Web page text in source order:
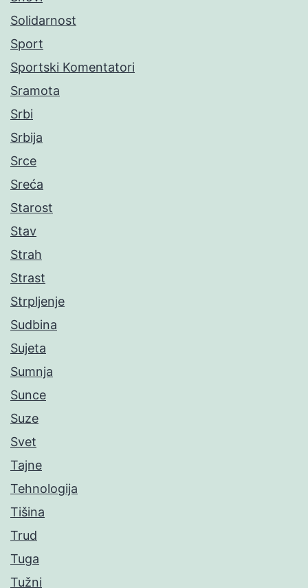
Solidarnost
Sport
Sportski Komentatori
Sramota
Srbi
Srbija
Srce
Sreća
Starost
Stav
Strah
Strast
Strpljenje
Sudbina
Sujeta
Sumnja
Sunce
Suze
Svet
Tajne
Tehnologija
Tišina
Trud
Tuga
Tužni